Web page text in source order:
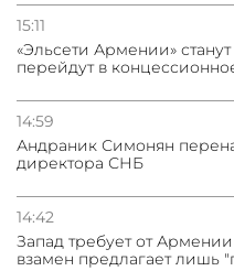
15:11
«Эльсети Армении»
перейдут в
14:59
Андраник Симонян
директора СНБ
14:42
Запад требует от
взамен предлагает лишь
условии прекращения огня